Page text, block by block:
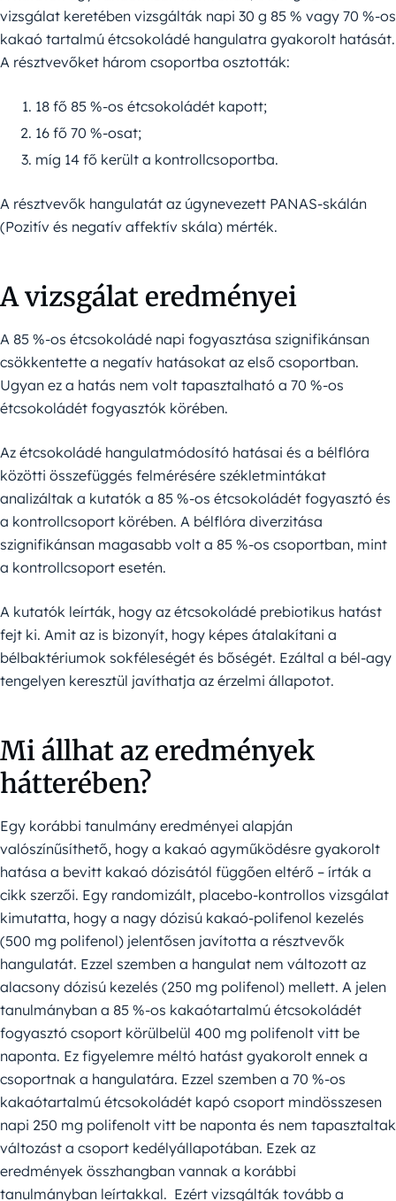
vizsgálat keretében vizsgálták napi 30 g 85 % vagy 70 %-os
kakaó tartalmú étcsokoládé hangulatra gyakorolt hatását.
A résztvevőket három csoportba osztották:
18 fő 85 %-os étcsokoládét kapott;
16 fő 70 %-osat;
míg 14 fő került a kontrollcsoportba.
A résztvevők hangulatát az úgynevezett PANAS-skálán
(Pozitív és negatív affektív skála) mérték.
A vizsgálat eredményei
A 85 %-os étcsokoládé napi fogyasztása szignifikánsan
csökkentette a negatív hatásokat az első csoportban.
Ugyan ez a hatás nem volt tapasztalható a 70 %-os
étcsokoládét fogyasztók körében.
Az étcsokoládé hangulatmódosító hatásai és a bélflóra
közötti összefüggés felmérésére székletmintákat
analizáltak a kutatók a 85 %-os étcsokoládét fogyasztó és
a kontrollcsoport körében. A bélflóra diverzitása
szignifikánsan magasabb volt a 85 %-os csoportban, mint
a kontrollcsoport esetén.
A kutatók leírták, hogy az étcsokoládé prebiotikus hatást
fejt ki. Amit az is bizonyít, hogy képes átalakítani a
bélbaktériumok sokféleségét és bőségét. Ezáltal a bél-agy
tengelyen keresztül javíthatja az érzelmi állapotot.
Mi állhat az eredmények
hátterében?
Egy korábbi tanulmány eredményei alapján
valószínűsíthető, hogy a kakaó agyműködésre gyakorolt ​​
hatása a bevitt kakaó dózisától függően eltérő – írták a
cikk szerzői. Egy randomizált, placebo-kontrollos vizsgálat
kimutatta, hogy a nagy dózisú kakaó-polifenol kezelés
(500 mg polifenol) jelentősen javította a résztvevők
hangulatát. Ezzel szemben a hangulat nem változott az
alacsony dózisú kezelés (250 mg polifenol) mellett. A jelen
tanulmányban a 85 %-os kakaótartalmú étcsokoládét
fogyasztó csoport körülbelül 400 mg polifenolt vitt be
naponta. Ez figyelemre méltó hatást gyakorolt ennek a
csoportnak a hangulatára. Ezzel szemben a 70 %-os
kakaótartalmú étcsokoládét kapó csoport mindösszesen
napi 250 mg polifenolt vitt be naponta és nem tapasztaltak
változást a csoport kedélyállapotában. Ezek az
eredmények összhangban vannak a korábbi
tanulmányban leírtakkal. Ezért vizsgálták tovább a